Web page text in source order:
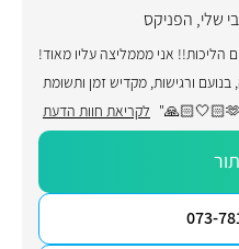
שלי, הפניקס
הליכות!! אני מממליצה עליו מאוד!
בנועם ורגישות, מקדיש זמן ותשומת
לקריאת חוות הדעת
073-